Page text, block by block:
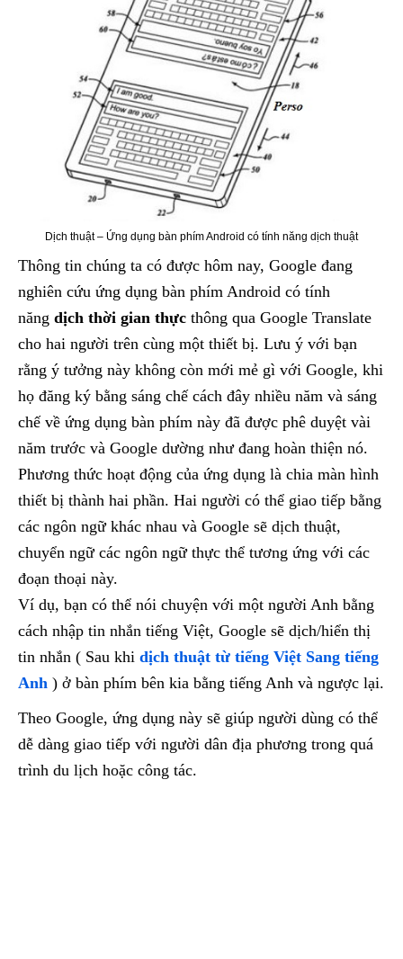
Dịch thuật – Ứng dụng bàn phím Android có tính năng dịch thuật
Thông tin chúng ta có được hôm nay, Google đang
nghiên cứu ứng dụng bàn phím Android có tính
năng dịch thời gian thực thông qua Google Translate
cho hai người trên cùng một thiết bị. Lưu ý với bạn
rằng ý tưởng này không còn mới mẻ gì với Google, khi
họ đăng ký bằng sáng chế cách đây nhiều năm và sáng
chế về ứng dụng bàn phím này đã được phê duyệt vài
năm trước và Google dường như đang hoàn thiện nó.
Phương thức hoạt động của ứng dụng là chia màn hình
thiết bị thành hai phần. Hai người có thể giao tiếp bằng
các ngôn ngữ khác nhau và Google sẽ dịch thuật,
chuyển ngữ các ngôn ngữ thực thể tương ứng với các
đoạn thoại này.
Ví dụ, bạn có thể nói chuyện với một người Anh bằng
cách nhập tin nhắn tiếng Việt, Google sẽ dịch/hiển thị
tin nhắn ( Sau khi dịch thuật từ tiếng Việt Sang tiếng
Anh ) ở bàn phím bên kia bằng tiếng Anh và ngược lại.
Theo Google, ứng dụng này sẽ giúp người dùng có thể
dễ dàng giao tiếp với người dân địa phương trong quá
trình du lịch hoặc công tác.